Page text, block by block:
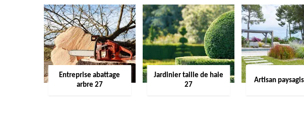
Entreprise abattage
arbre 27
Jardinier taille de haie
27
Artisan